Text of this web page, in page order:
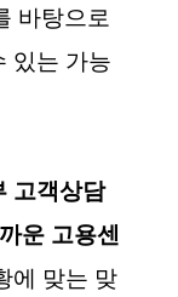
바탕으로
있는 가능
고객상담
운 고용센
에 맞는 맞